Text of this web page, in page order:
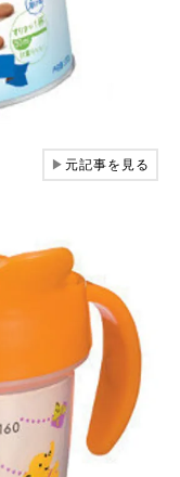
▶元記事を見る